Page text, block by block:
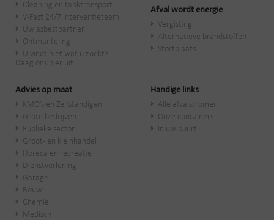
Cleaning en tanktransport
V-Fast 24/7 interventieteam
Uw asbestpartner
Ontmanteling
U vindt niet wat u zoekt?
Daag ons hier uit!
Afval wordt energie
Vergisting
Alternatieve brandstoffen
Stortplaats
Advies op maat
KMO’s en Zelfstandigen
Grote bedrijven
Publieke sector
Groot- en kleinhandel
Horeca en recreatie
Dienstverlening
Garage
Bouw
Chemie
Medisch
Handige links
Alle afvalstromen
Onze containers
In uw buurt